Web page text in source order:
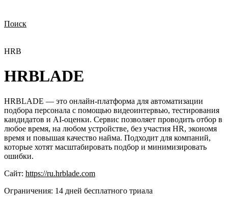
Поиск
HRB
HRBLADE
HRBLADE — это онлайн-платформа для автоматизации
подбора персонала с помощью видеоинтервью, тестирования
кандидатов и AI-оценки. Сервис позволяет проводить отбор в
любое время, на любом устройстве, без участия HR, экономя
время и повышая качество найма. Подходит для компаний,
которые хотят масштабировать подбор и минимизировать
ошибки.
Сайт: https://ru.hrblade.com
Ограничения: 14 дней бесплатного триала